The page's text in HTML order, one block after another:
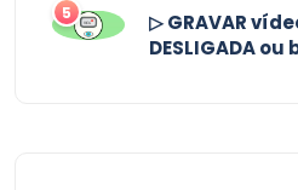
5
▷ GRAVAR
DESLIGADA